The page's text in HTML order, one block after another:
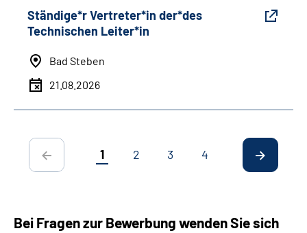
Ständige*r Vertreter*in der*des
Technischen Leiter*in
Bad Steben
21.08.2026
1 2 3 4
Bei Fragen zur Bewerbung wenden Sie sich